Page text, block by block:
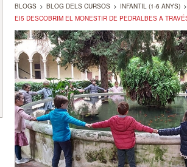
BLOGS > BLOG DELS CURSOS > INFANTIL (1-6 ANYS) >
EI5 DESCOBRIM EL MONESTIR DE PEDRALBES A